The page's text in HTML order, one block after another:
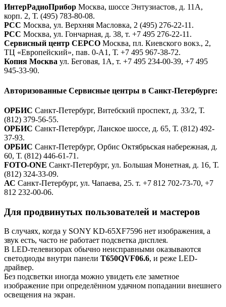
ИнтерРадиоПрибор Москва, шоссе Энтузиастов, д. 11А,
корп. 2, Т. (495) 783-80-08.
РСС Москва, ул. Верхняя Масловка, 2 (495) 276-22-11.
РСС Москва, ул. Гончарная, д. 38, т. +7 495 276-22-11.
Сервисный центр СЕРСО Москва, пл. Киевского вокз., 2,
ТЦ «Европейский», пав. 0-А1, Т. +7 495 967-38-72.
Копия Москва ул. Беговая, 1А, т. +7 495 234-00-39, +7 495
945-33-90.
Авторизованные Сервисные центры в Санкт-Петербурге:
ОРБИС Санкт-Петербург, Витебский проспект, д. 33/2, Т.
(812) 379-56-55.
ОРБИС Санкт-Петербург, Ланское шоссе, д. 65, Т. (812) 492-
37-93.
ОРБИС Санкт-Петербург, Орбис Октябрьская набережная, д.
60, Т. (812) 446-61-71.
FOTO-ONE Санкт-Петербург, ул. Большая Монетная, д. 16, Т.
(812) 324-33-09.
АС Санкт-Петербург, ул. Чапаева, 25. т. +7 812 702-73-70, +7
812 232-00-06.
Для продвинутых пользователей и мастеров
В случаях, когда у SONY KD-65XF7596 нет изображения, а
звук есть, часто не работает подсветка дисплея.
В LED-телевизорах обычно неисправными оказываются
светодиоды внутри панели T650QVF06.6, и реже LED-
драйвер.
Без подсветки иногда можно увидеть еле заметное
изображение при определённом удачном попадании внешнего
освещения на экран.